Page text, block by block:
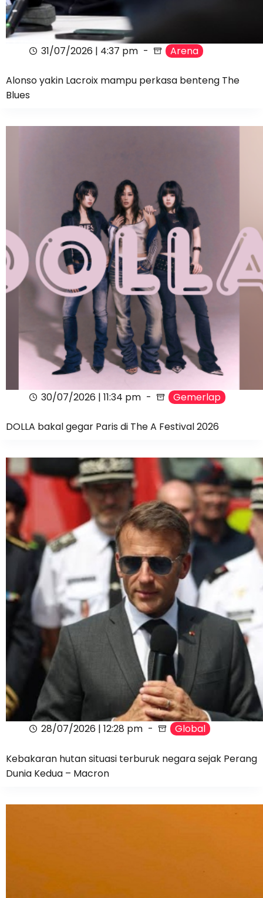
31/07/2026 | 4:37 pm Arena
Alonso yakin Lacroix mampu perkasa benteng The
Blues
30/07/2026 | 11:34 pm Gemerlap
DOLLA bakal gegar Paris di The A Festival 2026
28/07/2026 | 12:28 pm Global
Kebakaran hutan situasi terburuk negara sejak Perang
Dunia Kedua – Macron